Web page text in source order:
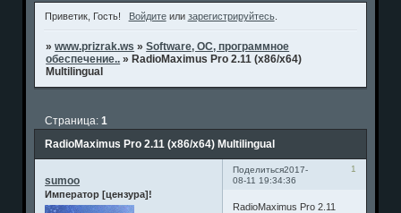
Приветик, Гость! Войдитеили зарегистрируйтесь.
»www.prizrak.ws »Software, ОС, программное
обеспечение.. » RadioMaximus Pro 2.11 (x86/x64)
Multilingual
RadioMaximus Pro 2.11 (x86/x64) Multilingual
Страница:1
Поделиться 1
2017-
08-11 19:34:36
sumoo
Император [цензура]!
RadioMaximus Pro 2.11